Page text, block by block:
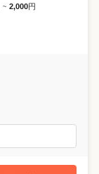
~ 2,000円